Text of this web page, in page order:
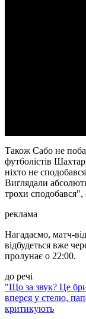
Також Сабо не
футболістів
ніхто не
Виглядали
трохи
реклама
Нагадаємо, матч-
відбудеться вже
пролунає о 22:00.
до речі
"Що за звук? Це
вперся у стелю,
критикують